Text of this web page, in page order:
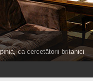
ca cercetătorii britanici